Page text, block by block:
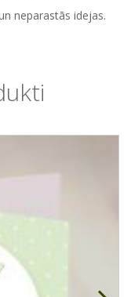
neparastās idejas.